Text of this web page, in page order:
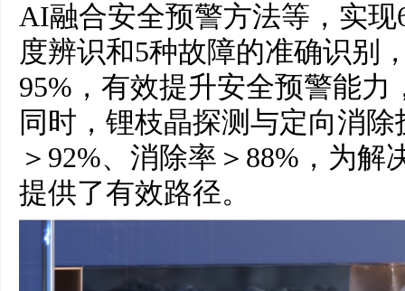
AI融合安全预警方法等，实
度辨识和5种故障的准确识别
95%，有效提升安全预警能
同时，锂枝晶探测与定向消
＞92%、消除率＞88%，为
提供了有效路径。